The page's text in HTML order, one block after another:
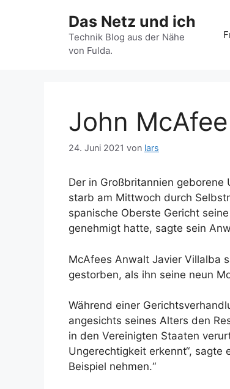
Das Netz und ich
Technik Blog aus der Nähe
von Fulda.
John
24. Juni 2021 von lars
Der in Großbritannien geborene
starb am Mittwoch durch
spanische Oberste Gericht
genehmigt hatte, sagte sein
McAfees Anwalt Javier Villalba
gestorben, als ihn seine neun
Während einer
angesichts seines Alters den
in den Vereinigten Staaten
Ungerechtigkeit erkennt“, sagte
Beispiel nehmen.“